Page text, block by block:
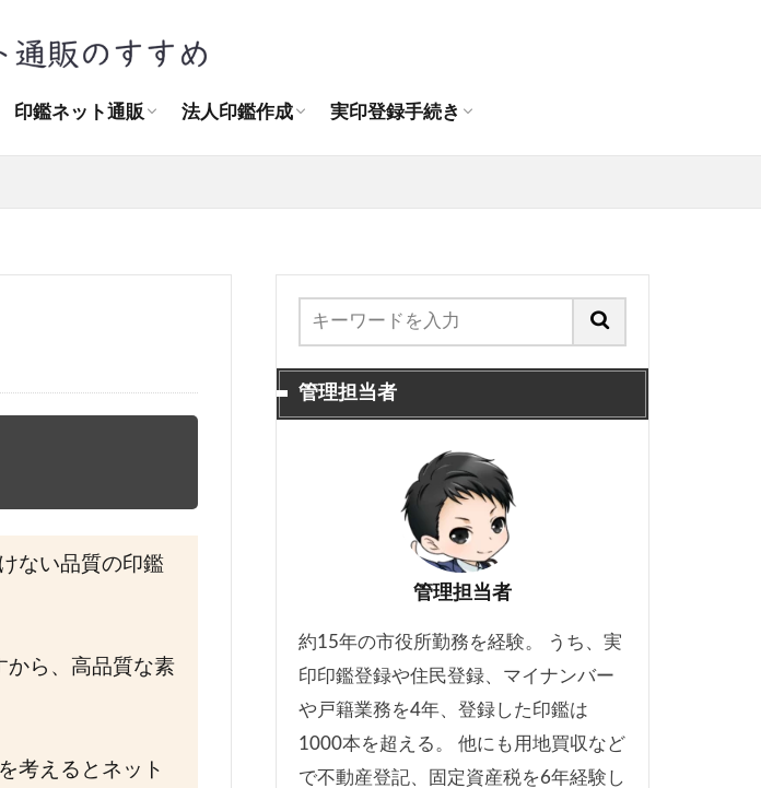
印鑑ネット通販 法人印鑑作成 実印登録手続き
ない品質の印鑑
から、高品質な素
考えるとネット
管理担当者
管理担当者
約15年の市役所勤務を経験。 うち、実
印印鑑登録や住民登録、マイナンバー
や戸籍業務を4年、登録した印鑑は
1000本を超える。 他にも用地買収など
で不動産登記、固定資産税を6年経験し